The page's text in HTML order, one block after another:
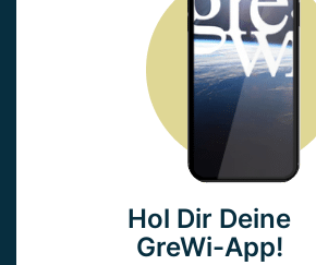
Hol Dir Deine
GreWi-App!